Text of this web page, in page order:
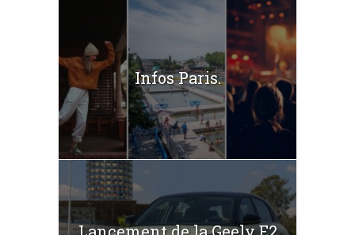
Infos Paris.
Lancement de la Geely E2